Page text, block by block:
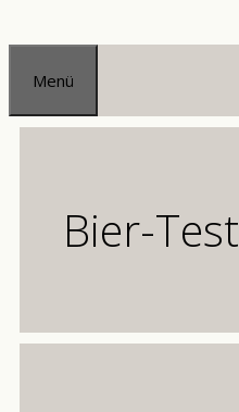
Zum
Inhalt
springen
Menü
Bier-Test